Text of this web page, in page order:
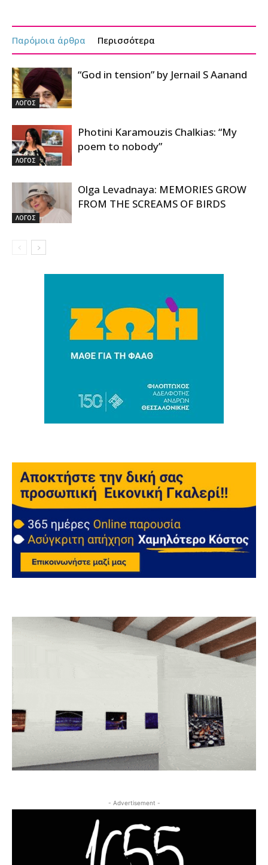
Παρόμοια άρθρα Περισσότερα
ΛΟΓΟΣ
“God in tension” by Jernail S Aanand
ΛΟΓΟΣ
Photini Karamouzis Chalkias: “My
poem to nobody”
ΛΟΓΟΣ
Olga Levadnaya: MEMORIES GROW
FROM THE SCREAMS OF BIRDS
- Advertisement -